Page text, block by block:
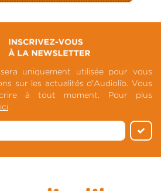
uniquement utilisée pour vous
sur les actualités d'Audiolib. Vous
à tout moment. Pour plus
.